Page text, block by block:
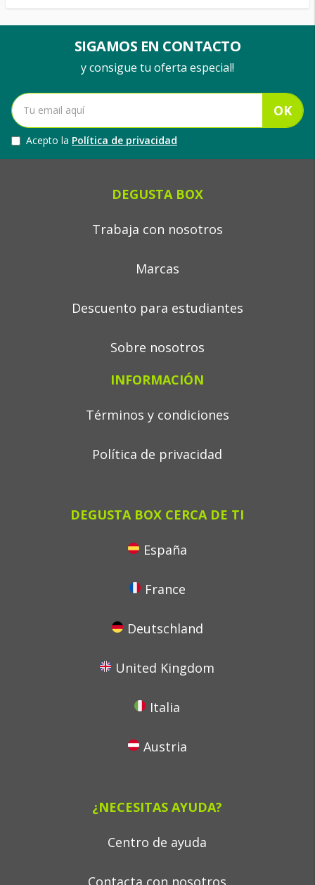
SIGAMOS EN CONTACTO
y consigue tu oferta especial!
OK
Acepto la Política de privacidad
DEGUSTA BOX
Trabaja con nosotros
Marcas
Descuento para estudiantes
Sobre nosotros
INFORMACIÓN
Términos y condiciones
Política de privacidad
DEGUSTA BOX CERCA DE TI
España
France
Deutschland
United Kingdom
Italia
Austria
¿NECESITAS AYUDA?
Centro de ayuda
Contacta con nosotros